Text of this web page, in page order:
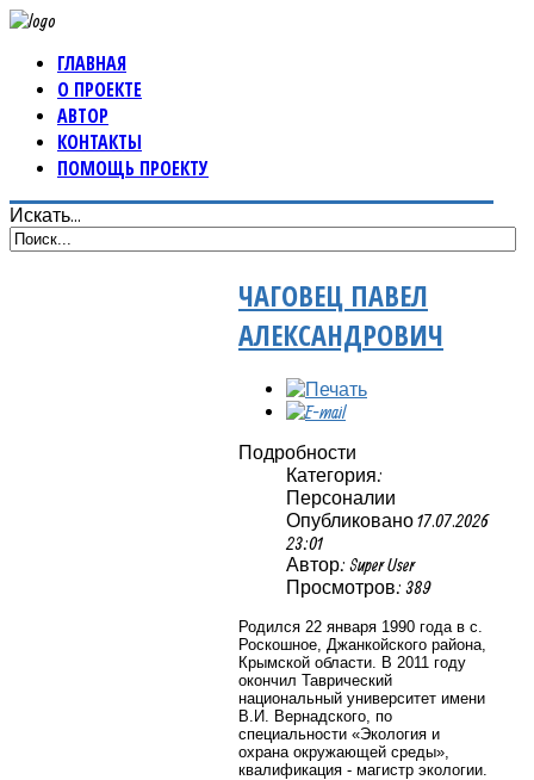
ГЛАВНАЯ
О ПРОЕКТЕ
АВТОР
КОНТАКТЫ
ПОМОЩЬ ПРОЕКТУ
Искать...
ЧАГОВЕЦ ПАВЕЛ
АЛЕКСАНДРОВИЧ
Подробности
Категория:
Персоналии
Опубликовано 17.07.2026
23:01
Автор: Super User
Просмотров: 389
Родился 22 января 1990 года в с.
Роскошное, Джанкойского района,
Крымской области. В 2011 году
окончил Таврический
национальный университет имени
В.И. Вернадского, по
специальности «Экология и
охрана окружающей среды»,
квалификация - магистр экологии.